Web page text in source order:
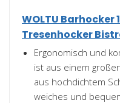
WOLTU Barhocker
Tresenhocker
Ergonomisch und
ist aus einem
aus hochdichtem
weiches und